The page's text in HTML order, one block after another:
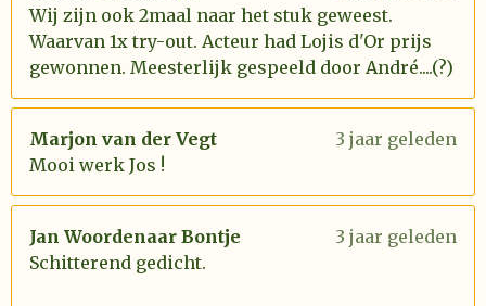
Wij zijn ook 2maal naar het stuk geweest.
Waarvan 1x try-out. Acteur had Lojis d'Or prijs
gewonnen. Meesterlijk gespeeld door André....(?)
Marjon van der Vegt
3 jaar geleden
Mooi werk Jos !
Jan Woordenaar Bontje
3 jaar geleden
Schitterend gedicht.